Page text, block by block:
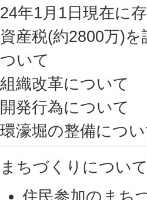
24年1月1日現在に
資産税(約2800万)
ついて
組織改革について
開発行為について
環濠堀の整備につ
まちづくりについ
住民参加のまち